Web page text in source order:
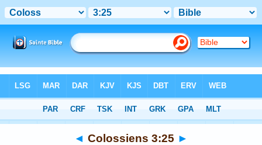
Chapitre 3 > Verset 25
◄ Colossiens 3:25 ►